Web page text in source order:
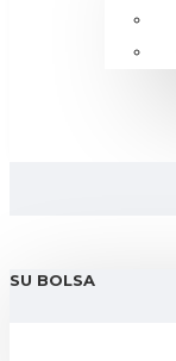
SU BOLSA